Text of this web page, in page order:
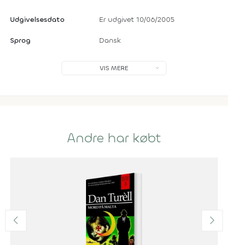
Udgivelsesdato Er udgivet 10/06/2005
Sprog Dansk
VIS MERE
Andre har købt